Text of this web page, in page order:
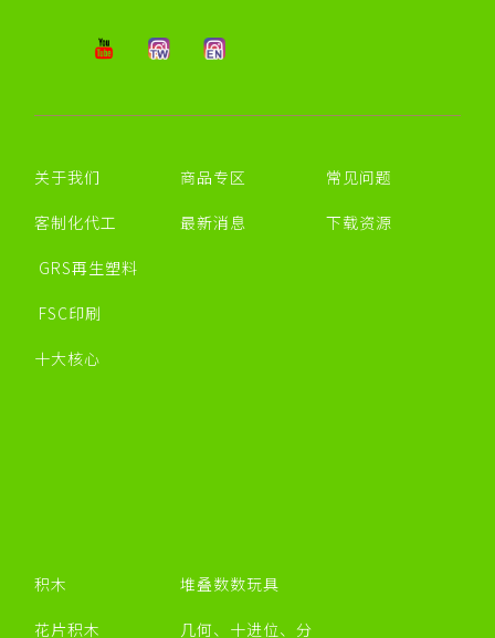
关于我们
客制化代工
GRS再生塑料
FSC印刷
十大核心
商品专区
最新消息
常见问题
下载资源
积木
花片积木
堆叠数数玩具
几何、十进位、分